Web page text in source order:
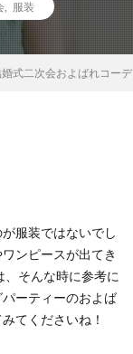
服装
式二次会およばれコー
服装ではないでし
ンピースが出てき
そんな時に参考に
ーティーのおよば
てくださいね！